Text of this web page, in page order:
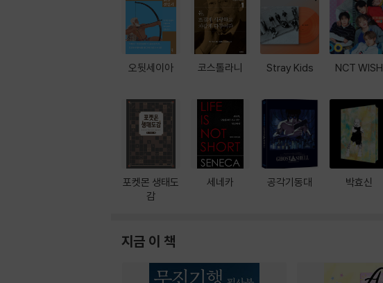
오뒷세이아
포켓몬 생태도
감
코스톨라니
세네카
Stray Kids
공각기동대
NCT WISH
박효신
지금 이 책